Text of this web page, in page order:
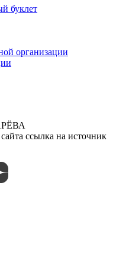
буклет
организации
ссылка на источник